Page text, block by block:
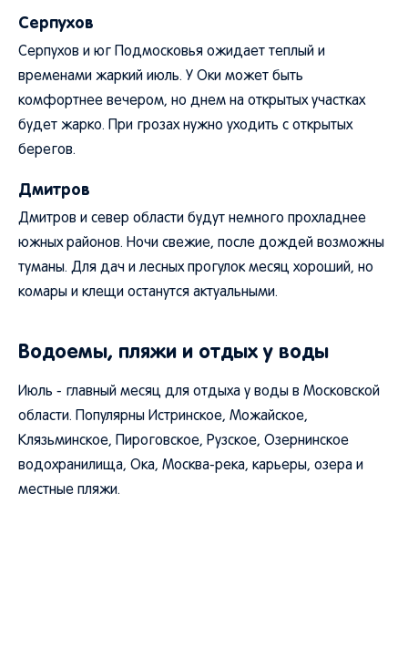
Серпухов
Серпухов и юг Подмосковья ожидает теплый и
временами жаркий июль. У Оки может быть
комфортнее вечером, но днем на открытых участках
будет жарко. При грозах нужно уходить с открытых
берегов.
Дмитров
Дмитров и север области будут немного прохладнее
южных районов. Ночи свежие, после дождей возможны
туманы. Для дач и лесных прогулок месяц хороший, но
комары и клещи останутся актуальными.
Водоемы, пляжи и отдых у воды
Июль - главный месяц для отдыха у воды в Московской
области. Популярны Истринское, Можайское,
Клязьминское, Пироговское, Рузское, Озернинское
водохранилища, Ока, Москва-река, карьеры, озера и
местные пляжи.